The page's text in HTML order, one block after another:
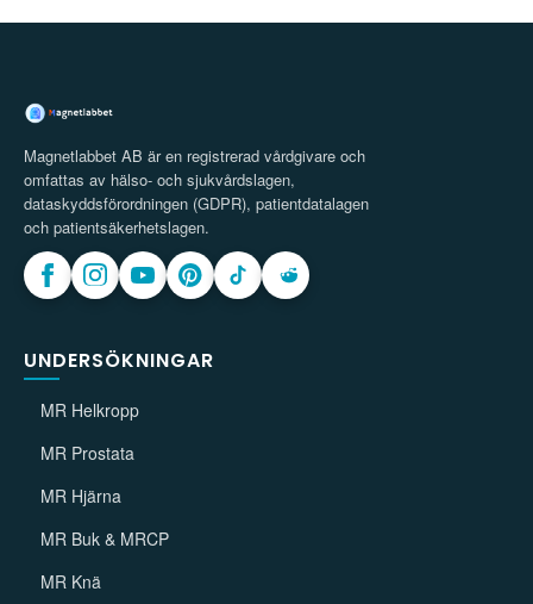
Magnetlabbet AB är en registrerad vårdgivare och
omfattas av hälso- och sjukvårdslagen,
dataskyddsförordningen (GDPR), patientdatalagen
och patientsäkerhetslagen.
UNDERSÖKNINGAR
MR Helkropp
MR Prostata
MR Hjärna
MR Buk & MRCP
MR Knä